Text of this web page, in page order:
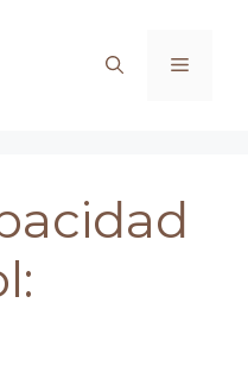
Menú